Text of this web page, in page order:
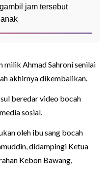
jam tersebut
milik Ahmad Sahroni senilai
akhirnya dikembalikan.
beredar video bocah
sosial.
oleh ibu sang bocah
didampingi Ketua
Kebon Bawang,